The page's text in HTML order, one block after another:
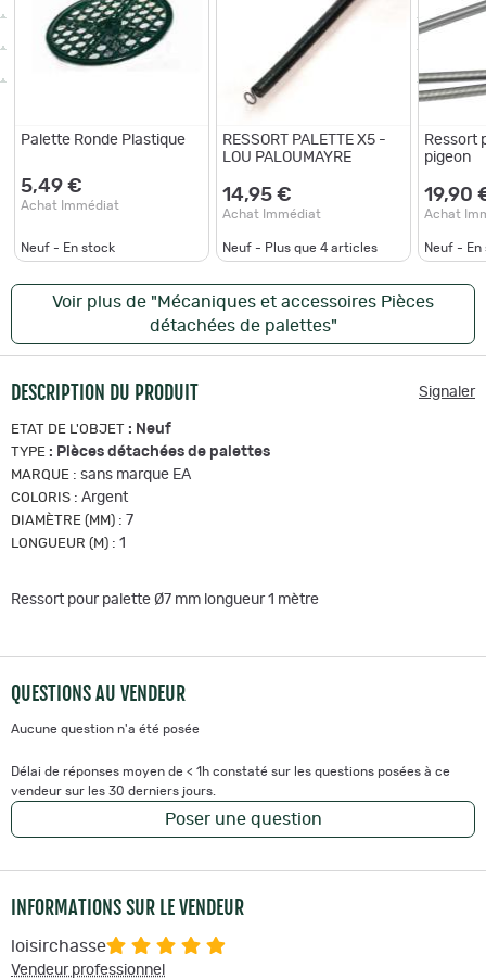
Palette Ronde Plastique
5,49 €
Achat Immédiat
Neuf - En stock
RESSORT PALETTE X5 -
LOU PALOUMAYRE
14,95 €
Achat Immédiat
Neuf - Plus que 4 articles
Ressort
pigeon
19,90
Achat
Neuf - En
Voir plus de "Mécaniques et accessoires Pièces
détachées de palettes"
DESCRIPTION DU PRODUIT Signaler
ETAT DE L'OBJET : Neuf
TYPE : Pièces détachées de palettes
MARQUE : sans marque EA
COLORIS : Argent
DIAMÈTRE (MM) : 7
LONGUEUR (M) : 1
Ressort pour palette Ø7 mm longueur 1 mètre
QUESTIONS AU VENDEUR
Aucune question n'a été posée
Délai de réponses moyen de < 1h constaté sur les questions posées à ce
vendeur sur les 30 derniers jours.
Poser une question
INFORMATIONS SUR LE VENDEUR
loisirchasse
Vendeur professionnel